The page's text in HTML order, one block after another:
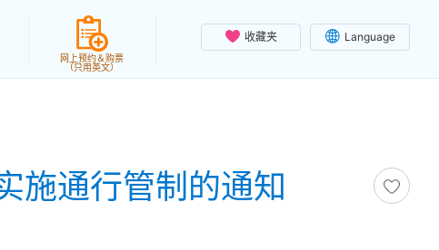
收藏夹 Language
网上预约＆购票
（只用英文）
施通行管制的通知